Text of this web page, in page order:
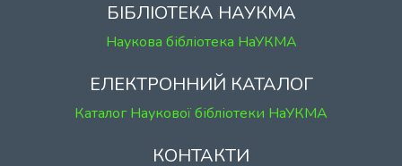
БІБЛІОТЕКА НАУКМА
Наукова бібліотека НаУКМА
ЕЛЕКТРОННИЙ КАТАЛОГ
Каталог Наукової бібліотеки НаУКМА
КОНТАКТИ